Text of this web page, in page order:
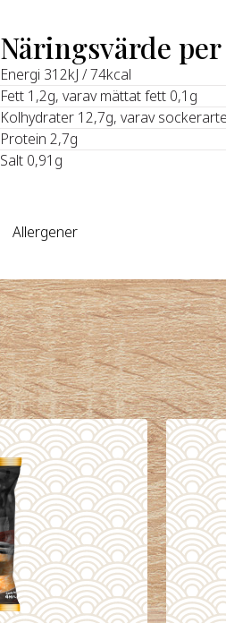
Näringsvärde
Energi 312kJ / 74kcal
Fett 1,2g, varav mättat fett 0,1g
Kolhydrater 12,7g, varav
Protein 2,7g
Salt 0,91g
Allergener